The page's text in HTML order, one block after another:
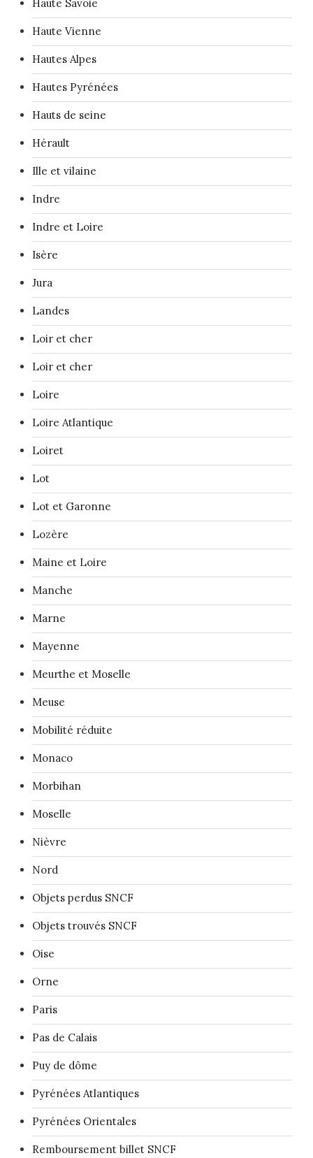
Haute Savoie
Haute Vienne
Hautes Alpes
Hautes Pyrénées
Hauts de seine
Hérault
Ille et vilaine
Indre
Indre et Loire
Isère
Jura
Landes
Loir et cher
Loir et cher
Loire
Loire Atlantique
Loiret
Lot
Lot et Garonne
Lozère
Maine et Loire
Manche
Marne
Mayenne
Meurthe et Moselle
Meuse
Mobilité réduite
Monaco
Morbihan
Moselle
Nièvre
Nord
Objets perdus SNCF
Objets trouvés SNCF
Oise
Orne
Paris
Pas de Calais
Puy de dôme
Pyrénées Atlantiques
Pyrénées Orientales
Remboursement billet SNCF